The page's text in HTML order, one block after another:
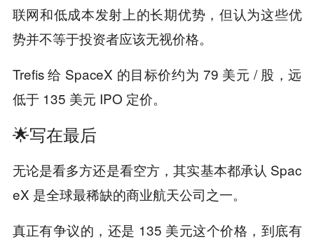
联网和低成本发射上的长期优势，但认为这些优
势并不等于投资者应该无视价格。
Trefis 给 SpaceX 的目标价约为 79 美元 / 股，远
低于 135 美元 IPO 定价。
🌟写在最后
无论是看多方还是看空方，其实基本都承认 Spac
eX 是全球最稀缺的商业航天公司之一。
真正有争议的，还是 135 美元这个价格，到底有